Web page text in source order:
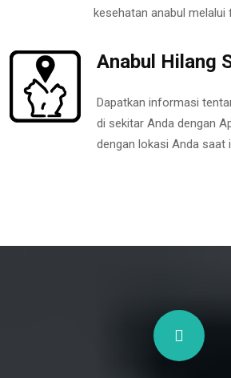
kesehatan anabul
Anabul Hilang
Dapatkan informasi
di sekitar Anda dengan
dengan lokasi Anda saat